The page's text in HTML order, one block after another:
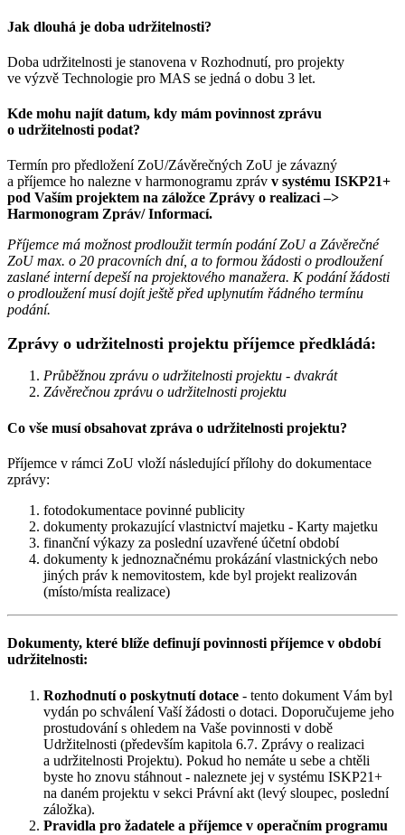
Jak dlouhá je doba udržitelnosti?
Doba udržitelnosti je stanovena v Rozhodnutí, pro projekty
ve výzvě Technologie pro MAS se jedná o dobu 3 let.
Kde mohu najít datum, kdy mám povinnost zprávu
o udržitelnosti podat?
Termín pro předložení ZoU/Závěrečných ZoU je závazný
a příjemce ho nalezne v harmonogramu zpráv v systému ISKP21+
pod Vaším projektem na záložce Zprávy o realizaci –>
Harmonogram Zpráv/ Informací.
Příjemce má možnost prodloužit termín podání ZoU a Závěrečné
ZoU max. o 20 pracovních dní, a to formou žádosti o prodloužení
zaslané interní depeší na projektového manažera. K podání žádosti
o prodloužení musí dojít ještě před uplynutím řádného termínu
podání.
Zprávy o udržitelnosti projektu příjemce předkládá:
Průběžnou zprávu o udržitelnosti projektu - dvakrát
Závěrečnou zprávu o udržitelnosti projektu
Co vše musí obsahovat zpráva o udržitelnosti projektu?
Příjemce v rámci ZoU vloží následující přílohy do dokumentace
zprávy:
fotodokumentace povinné publicity
dokumenty prokazující vlastnictví majetku - Karty majetku
finanční výkazy za poslední uzavřené účetní období
dokumenty k jednoznačnému prokázání vlastnických nebo
jiných práv k nemovitostem, kde byl projekt realizován
(místo/místa realizace)
Dokumenty, které blíže definují povinnosti příjemce v období
udržitelnosti:
Rozhodnutí o poskytnutí dotace - tento dokument Vám byl
vydán po schválení Vaší žádosti o dotaci. Doporučujeme jeho
prostudování s ohledem na Vaše povinnosti v době
Udržitelnosti (především kapitola 6.7. Zprávy o realizaci
a udržitelnosti Projektu). Pokud ho nemáte u sebe a chtěli
byste ho znovu stáhnout - naleznete jej v systému ISKP21+
na daném projektu v sekci Právní akt (levý sloupec, poslední
záložka).
Pravidla pro žadatele a příjemce v operačním programu